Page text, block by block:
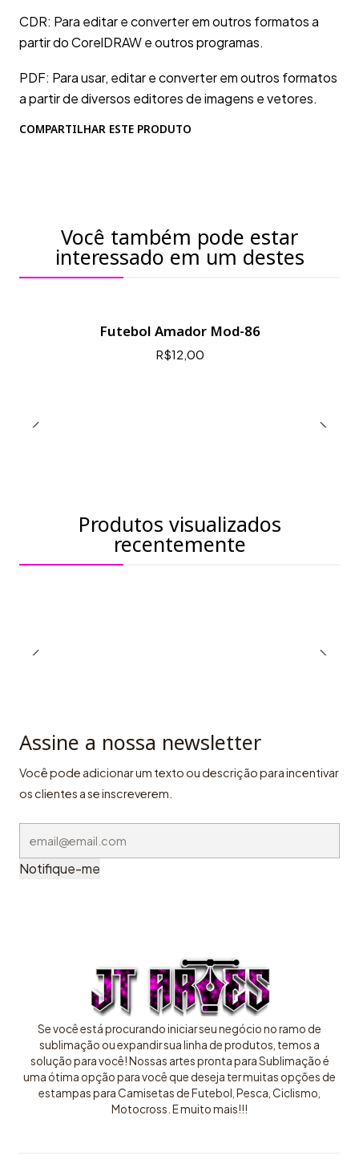
CDR: Para editar e converter em outros formatos a
partir do CorelDRAW e outros programas.
PDF: Para usar, editar e converter em outros formatos
a partir de diversos editores de imagens e vetores.
COMPARTILHAR ESTE PRODUTO
Você também pode estar
interessado em um destes
Futebol Amador Mod-86
R$12,00
Produtos visualizados
recentemente
Assine a nossa newsletter
Você pode adicionar um texto ou descrição para incentivar
os clientes a se inscreverem.
Notifique-me
Se você está procurando iniciar seu negócio no ramo de
sublimação ou expandir sua linha de produtos, temos a
solução para você! Nossas artes pronta para Sublimação é
uma ótima opção para você que deseja ter muitas opções de
estampas para Camisetas de Futebol, Pesca, Ciclismo,
Motocross. E muito mais!!!